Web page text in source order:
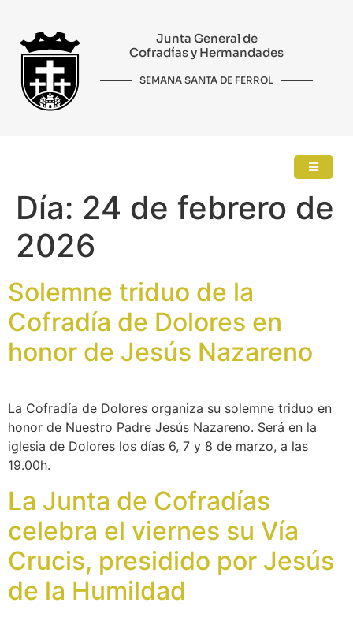
Junta General de
Cofradías y Hermandades
SEMANA SANTA DE FERROL
Día: 24 de febrero de
2026
Solemne triduo de la
Cofradía de Dolores en
honor de Jesús Nazareno
La Cofradía de Dolores organiza su solemne triduo en
honor de Nuestro Padre Jesús Nazareno. Será en la
iglesia de Dolores los días 6, 7 y 8 de marzo, a las
19.00h.
La Junta de Cofradías
celebra el viernes su Vía
Crucis, presidido por Jesús
de la Humildad